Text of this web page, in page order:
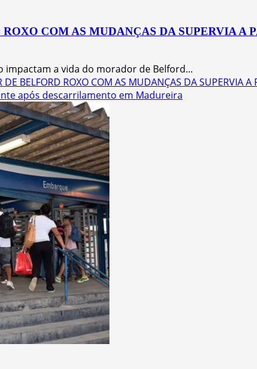
COM AS MUDANÇAS DA SUPERVIA A
impactam a vida do morador de Belford...
BELFORD ROXO COM AS MUDANÇAS DA SUPERVIA A
após descarrilamento em Madureira